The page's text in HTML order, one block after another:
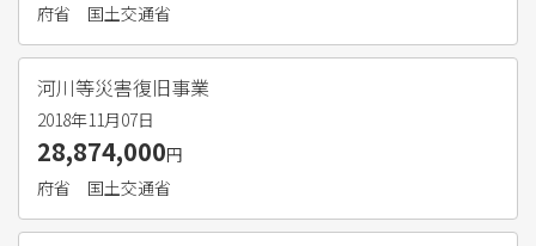
府省
国土交通省
河川等災害復旧事業
2018年11月07日
28,874,000円
府省
国土交通省